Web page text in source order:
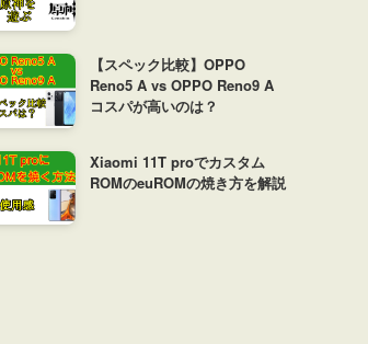
【スペック比較】OPPO
Reno5 A vs OPPO Reno9 A
コスパが高いのは？
Xiaomi 11T proでカスタム
ROMのeuROMの焼き方を解説